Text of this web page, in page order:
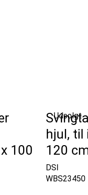
100
Udsolgt
hjul, til
120
DSI
WBS23450